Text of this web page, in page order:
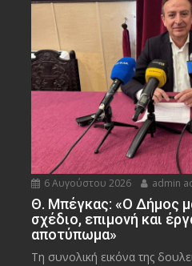
6 Αυγούστου 2026 admin
Θ. Μπέγκας: «Ο Δήμος
σχέδιο, επιμονή και
αποτύπωμα»
Τη συνολική εικόνα της